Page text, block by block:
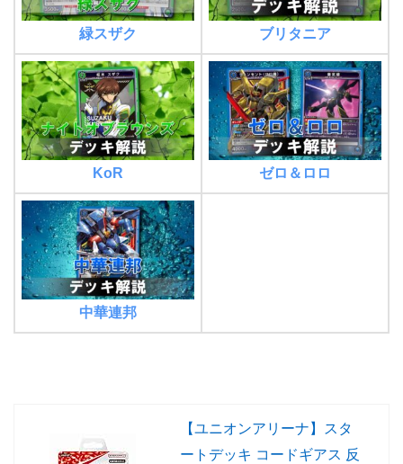
緑スザク ブリタニア
KoR ゼロ＆ロロ
中華連邦
【ユニオンアリーナ】スタ
ートデッキ コードギアス 反